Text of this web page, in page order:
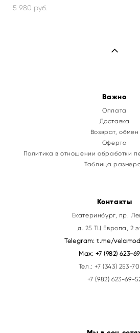
5 980 pуб.
Важно
Оплата
Доставка
Возврат, обмен
Оферта
Политика в отношении обработки
Таблица
Контакты
Екатеринбург, пр.
д. 25 ТЦ Европа, 2
Telegram:t.me/
Max:+7 (982) 623-
Тел.:+7 (343) 253-
+7 (982) 623-69-